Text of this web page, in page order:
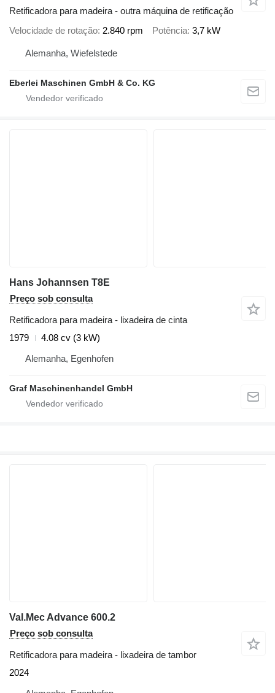
Retificadora para madeira - outra máquina de retificação
Velocidade de rotação 2.840 rpm Potência 3,7 kW
Alemanha, Wiefelstede
Eberlei Maschinen GmbH & Co. KG
Hans Johannsen T8E
Preço sob consulta
Retificadora para madeira - lixadeira de cinta
1979
4.08 cv (3 kW)
Alemanha, Egenhofen
Graf Maschinenhandel GmbH
Val.Mec Advance 600.2
Preço sob consulta
Retificadora para madeira - lixadeira de tambor
2024